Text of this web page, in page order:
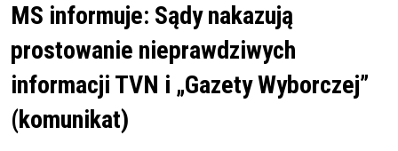
MS informuje: Sądy nakazują
prostowanie nieprawdziwych
informacji TVN i „Gazety Wyborczej”
(komunikat)